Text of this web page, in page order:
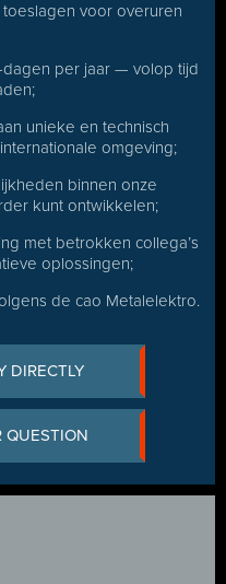
voor overuren
dagen per jaar — volop tijd
unieke en technisch
omgeving;
binnen onze
kunt ontwikkelen;
met betrokken collega’s
oplossingen;
de cao Metalelektro.
DIRECTLY
QUESTION